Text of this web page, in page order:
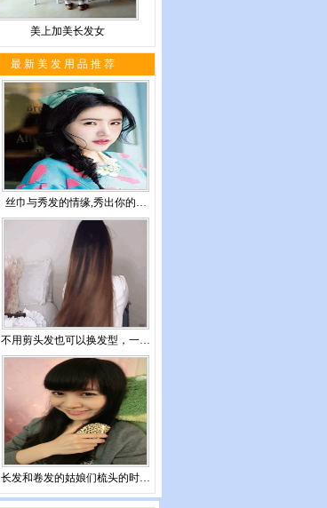
美上加美长发女
最 新 美 发 用 品 推 荐
丝巾与秀发的情缘,秀出你的…
不用剪头发也可以换发型，一…
长发和卷发的姑娘们梳头的时…